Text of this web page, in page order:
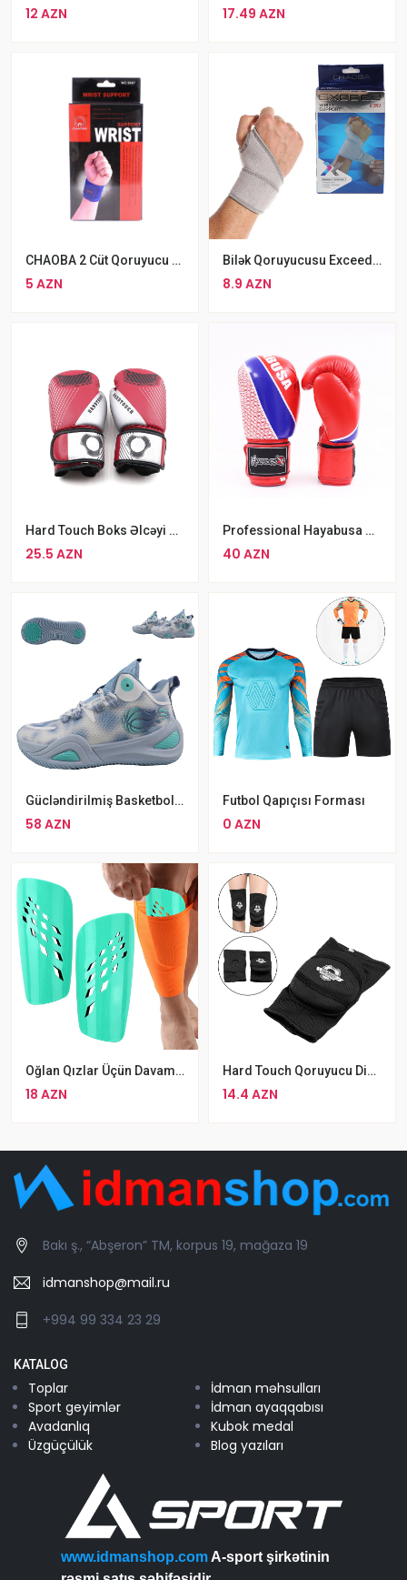
12 AZN 17.49 AZN
CHAOBA 2 Cüt Qoruyucu Bilək Dəstəyi Yeni
5 AZN
Bilək Qoruyucusu Exceed 6139CA
8.9 AZN
Hard Touch Boks Əlcəyi Qırmızı MMA Əlcəyi
25.5 AZN
Professional Hayabusa Sport Boks Əlcəyi Qırmızı Rengli MMA Boks Əlcəyi
40 AZN
Gücləndirilmiş Basketbol Ayaqqabısı
58 AZN
Futbol Qapıçısı Forması
0 AZN
Oğlan Qızlar Üçün Davamlı Futbol Dizliyi Rengbərəng Qoruyucu Şitqi
18 AZN
Hard Touch Qoruyucu Dizlik Standart Ölçü
14.4 AZN
Bakı ş., “Abşeron” TM, korpus 19, mağaza 19
idmanshop@mail.ru
+994 99 334 23 29
KATALOG
Toplar
İdman məhsulları
Sport geyimlər
İdman ayaqqabısı
Avadanlıq
Kubok medal
Üzgüçülük
Blog yazıları
www.idmanshop.com A-sport şirkətinin